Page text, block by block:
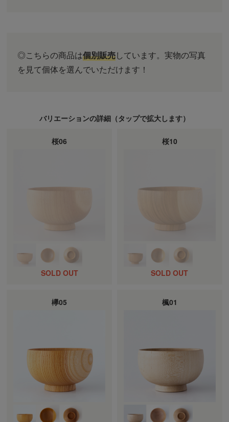
◎こちらの商品は個別販売しています。実物の写真
を見て個体を選んでいただけます！
バリエーションの詳細（タップで拡大します）
桜06 桜10
欅05 楓01